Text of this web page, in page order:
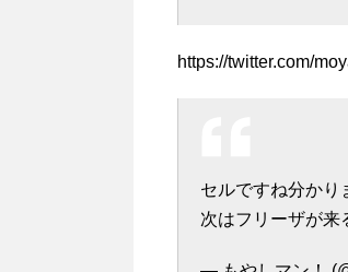
https://twitter.com/
セルですね分かり
次はフリーザが来